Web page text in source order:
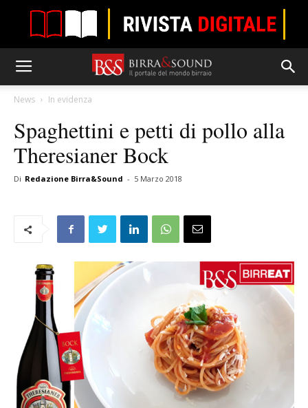
News In evidenza
Spaghettini e petti di pollo alla
Theresianer Bock
Di Redazione Birra&Sound - 5 Marzo 2018